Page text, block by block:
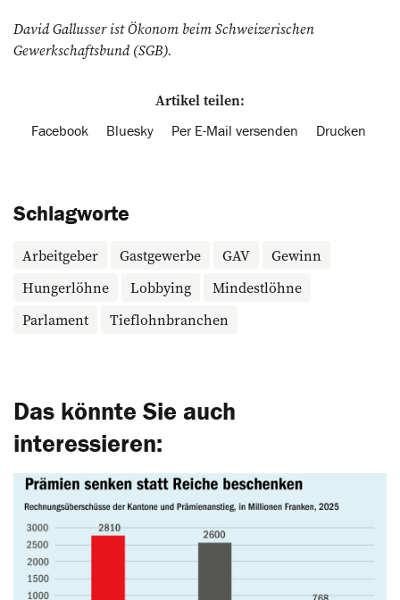
David Gallusser ist Ökonom beim ­Schweizerischen
Gewerkschaftsbund (SGB).
Artikel teilen:
Facebook Bluesky Per E-Mail versenden Drucken
Schlagworte
Arbeitgeber Gastgewerbe GAV
Gewinn
Hungerlöhne
Lobbying
Mindestlöhne
Parlament
Tieflohnbranchen
Das könnte Sie auch
interessieren: